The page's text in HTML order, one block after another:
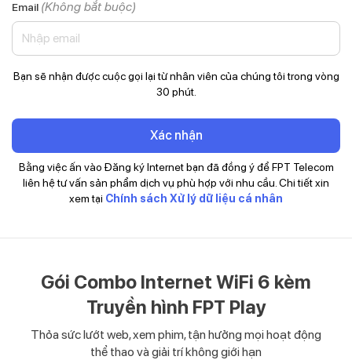
Email (Không bắt buộc)
Bạn sẽ nhận được cuộc gọi lại từ nhân viên của chúng tôi trong vòng
30 phút.
Xác nhận
Bằng việc ấn vào Đăng ký Internet bạn đã đồng ý để FPT Telecom
liên hệ tư vấn sản phẩm dịch vụ phù hợp với nhu cầu. Chi tiết xin
xem tại Chính sách Xử lý dữ liệu cá nhân
Gói Combo Internet WiFi 6 kèm
Truyền hình FPT Play
Thỏa sức lướt web, xem phim, tận hưởng mọi hoạt động
thể thao và giải trí không giới hạn